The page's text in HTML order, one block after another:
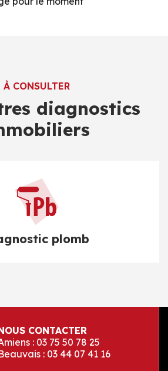
À CONSULTER
diagnostics
plomb
CONTACTER
: 03 75 50 78 25
: 03 44 07 41 16